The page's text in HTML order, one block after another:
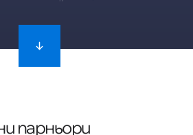
парньори